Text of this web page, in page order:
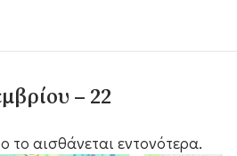
– 22
το αισθάνεται εντονότερα.